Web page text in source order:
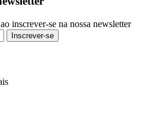
inscrever-se na nossa newsletter
Inscrever-se